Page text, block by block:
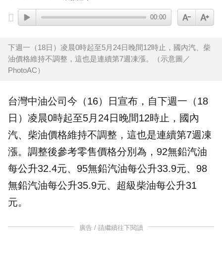
00:00
下週一（18日）凌晨0時起至5月24日晚間12時止，國內汽、柴
油價格維持不調整，這也是連續第7週凍漲。（示意圖／
PhotoAC）
台灣中油公司今（16）日宣布，自下週一（18
日）凌晨0時起至5月24日晚間12時止，國內
汽、柴油價格維持不調整，這也是連續第7週凍
漲。調整後參考零售價格分別為，92無鉛汽油
每公升32.4元、95無鉛汽油每公升33.9元、98
無鉛汽油每公升35.9元、超級柴油每公升31
元。
廣告 / 請繼續往下閱讀